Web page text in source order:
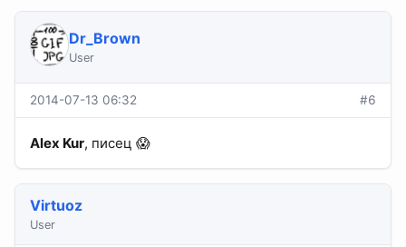
Dr_Brown
User
2014-07-13 06:32 #6
Alex Kur, писец 😱
Virtuoz
User